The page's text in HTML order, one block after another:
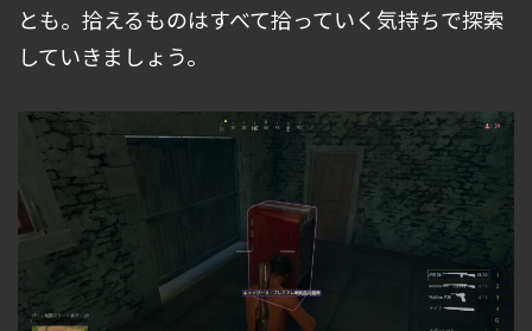
とも。拾えるものはすべて拾っていく気持ちで探索
していきましょう。